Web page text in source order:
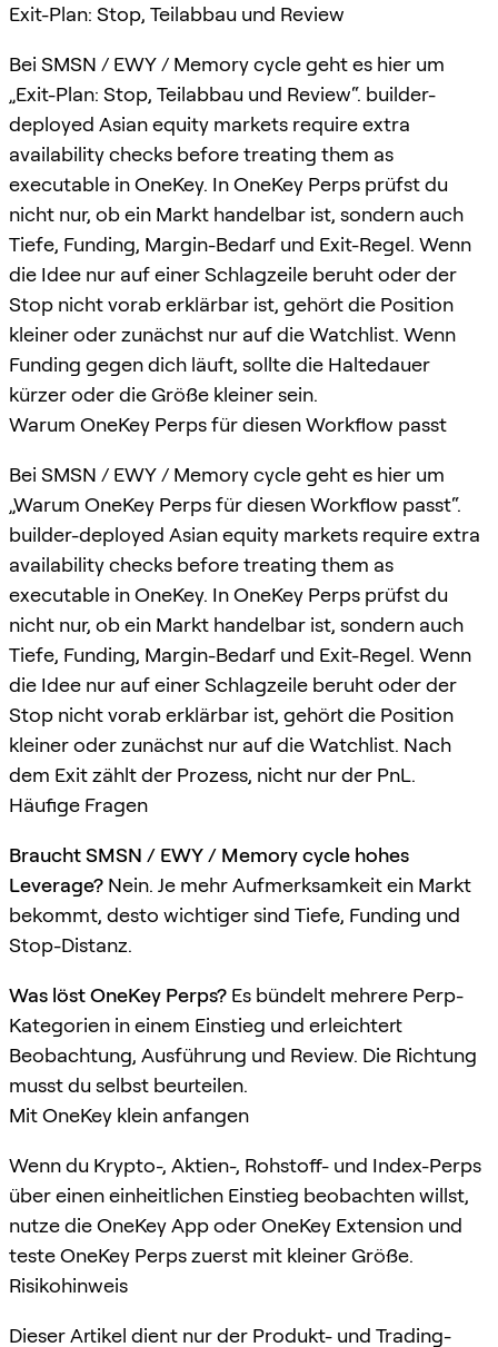
Exit-Plan: Stop, Teilabbau und Review
Bei SMSN / EWY / Memory cycle geht es hier um
„Exit-Plan: Stop, Teilabbau und Review“. builder-
deployed Asian equity markets require extra
availability checks before treating them as
executable in OneKey. In OneKey Perps prüfst du
nicht nur, ob ein Markt handelbar ist, sondern auch
Tiefe, Funding, Margin-Bedarf und Exit-Regel. Wenn
die Idee nur auf einer Schlagzeile beruht oder der
Stop nicht vorab erklärbar ist, gehört die Position
kleiner oder zunächst nur auf die Watchlist. Wenn
Funding gegen dich läuft, sollte die Haltedauer
kürzer oder die Größe kleiner sein.
Warum OneKey Perps für diesen Workflow passt
Bei SMSN / EWY / Memory cycle geht es hier um
„Warum OneKey Perps für diesen Workflow passt“.
builder-deployed Asian equity markets require extra
availability checks before treating them as
executable in OneKey. In OneKey Perps prüfst du
nicht nur, ob ein Markt handelbar ist, sondern auch
Tiefe, Funding, Margin-Bedarf und Exit-Regel. Wenn
die Idee nur auf einer Schlagzeile beruht oder der
Stop nicht vorab erklärbar ist, gehört die Position
kleiner oder zunächst nur auf die Watchlist. Nach
dem Exit zählt der Prozess, nicht nur der PnL.
Häufige Fragen
Braucht SMSN / EWY / Memory cycle hohes
Leverage? Nein. Je mehr Aufmerksamkeit ein Markt
bekommt, desto wichtiger sind Tiefe, Funding und
Stop-Distanz.
Was löst OneKey Perps? Es bündelt mehrere Perp-
Kategorien in einem Einstieg und erleichtert
Beobachtung, Ausführung und Review. Die Richtung
musst du selbst beurteilen.
Mit OneKey klein anfangen
Wenn du Krypto-, Aktien-, Rohstoff- und Index-Perps
über einen einheitlichen Einstieg beobachten willst,
nutze die OneKey App oder OneKey Extension und
teste OneKey Perps zuerst mit kleiner Größe.
Risikohinweis
Dieser Artikel dient nur der Produkt- und Trading-